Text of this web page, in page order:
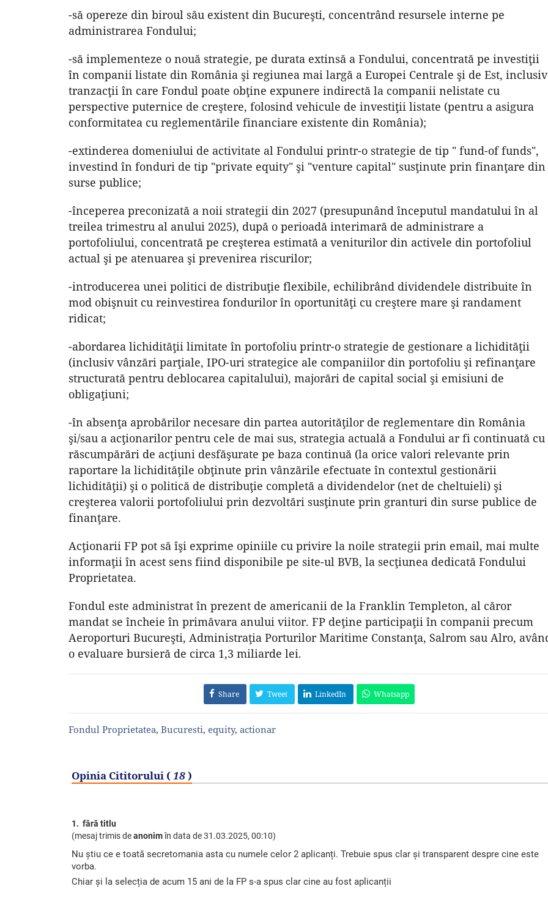
-să opereze din biroul său existent din Bucureşti, concentrând resursele interne pe
administrarea Fondului;
-să implementeze o nouă strategie, pe durata extinsă a Fondului, concentrată pe investiţii
în companii listate din România şi regiunea mai largă a Europei Centrale şi de Est, inclusiv
tranzacţii în care Fondul poate obţine expunere indirectă la companii nelistate cu
perspective puternice de creştere, folosind vehicule de investiţii listate (pentru a asigura
conformitatea cu reglementările financiare existente din România);
-extinderea domeniului de activitate al Fondului printr-o strategie de tip " fund-of funds",
investind în fonduri de tip "private equity" şi "venture capital" susţinute prin finanţare din
surse publice;
-începerea preconizată a noii strategii din 2027 (presupunând începutul mandatului în al
treilea trimestru al anului 2025), după o perioadă interimară de administrare a
portofoliului, concentrată pe creşterea estimată a veniturilor din activele din portofoliul
actual şi pe atenuarea şi prevenirea riscurilor;
-introducerea unei politici de distribuţie flexibile, echilibrând dividendele distribuite în
mod obişnuit cu reinvestirea fondurilor în oportunităţi cu creştere mare şi randament
ridicat;
-abordarea lichidităţii limitate în portofoliu printr-o strategie de gestionare a lichidităţii
(inclusiv vânzări parţiale, IPO-uri strategice ale companiilor din portofoliu şi refinanţare
structurată pentru deblocarea capitalului), majorări de capital social şi emisiuni de
obligaţiuni;
-în absenţa aprobărilor necesare din partea autorităţilor de reglementare din România
şi/sau a acţionarilor pentru cele de mai sus, strategia actuală a Fondului ar fi continuată cu
răscumpărări de acţiuni desfăşurate pe baza continuă (la orice valori relevante prin
raportare la lichidităţile obţinute prin vânzările efectuate în contextul gestionării
lichidităţii) şi o politică de distribuţie completă a dividendelor (net de cheltuieli) şi
creşterea valorii portofoliului prin dezvoltări susţinute prin granturi din surse publice de
finanţare.
Acţionarii FP pot să îşi exprime opiniile cu privire la noile strategii prin email, mai multe
informaţii în acest sens fiind disponibile pe site-ul BVB, la secţiunea dedicată Fondului
Proprietatea.
Fondul este administrat în prezent de americanii de la Franklin Templeton, al căror
mandat se încheie în primăvara anului viitor. FP deţine participaţii în companii precum
Aeroporturi Bucureşti, Administraţia Porturilor Maritime Constanţa, Salrom sau Alro,
o evaluare bursieră de circa 1,3 miliarde lei.
Share Tweet LinkedIn Whatsapp
Fondul Proprietatea, Bucuresti, equity, actionar
Opinia Cititorului ( 18)
1. fără titlu
(mesaj trimis deanonimîn data de31.03.2025, 00:10)
Nu știu ce e toată secretomania asta cu numele celor 2 aplicanți. Trebuie spus clar și transparent despre cine este
vorba.
Chiar și la selecția de acum 15 ani de la FP s-a spus clar cine au fost aplicanții